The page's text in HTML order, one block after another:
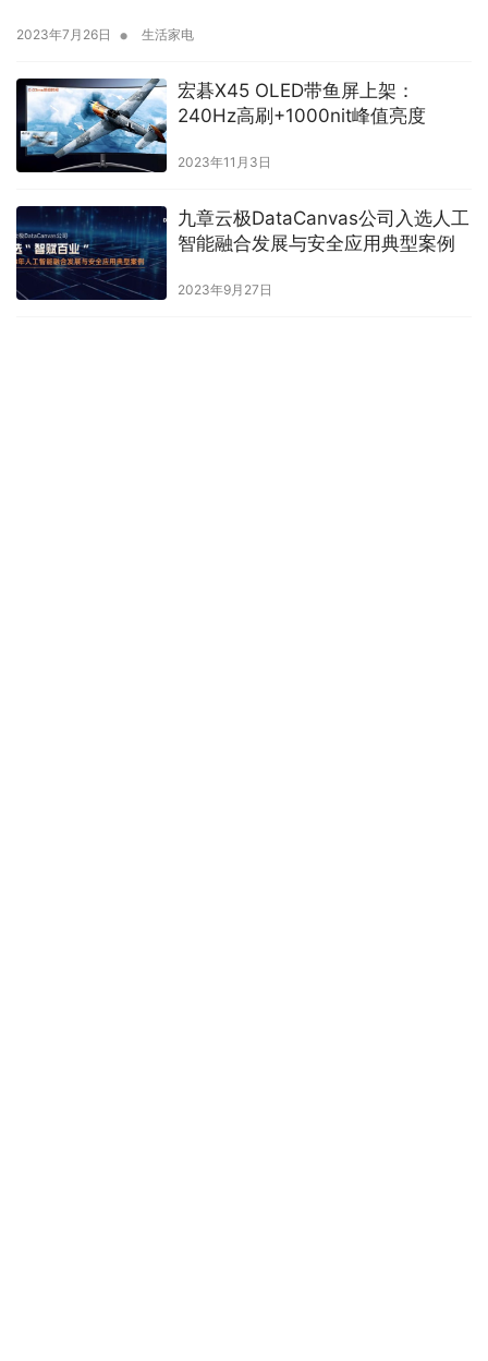
2023年7月26日 • 生活家电
宏碁X45 OLED带鱼屏上架：
240Hz高刷+1000nit峰值亮度
2023年11月3日
九章云极DataCanvas公司入选人工
智能融合发展与安全应用典型案例
2023年9月27日